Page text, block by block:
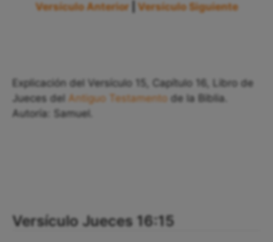
Versículo Anterior Versículo Siguiente
Explicación del Versículo 15, Capítulo 16, Libro de
Jueces del Antiguo Testamento de la Biblia.
Autoría: Samuel.
Versículo Jueces 16:15